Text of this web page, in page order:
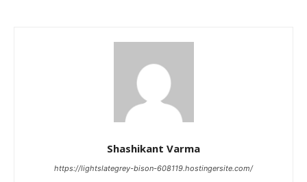
Shashikant Varma
https://lightslategrey-bison-608119.hostingersite.com/